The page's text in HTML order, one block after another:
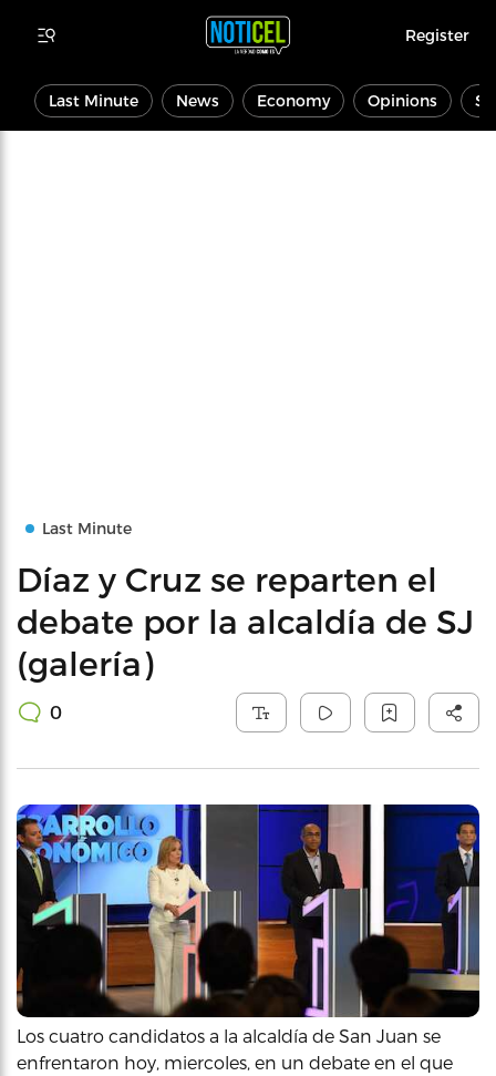
Register
Last Minute News Economy Opinions
Last Minute
Díaz y Cruz se reparten el
debate por la alcaldía de SJ
(galería)
0
Los cuatro candidatos a la alcaldía de San Juan se
enfrentaron hoy, miercoles, en un debate en el que